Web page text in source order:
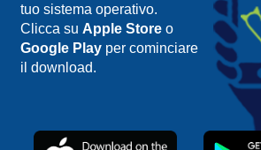
tuo sistema operativo.
Clicca su Apple Storeo
Google Playper cominciare
il download.